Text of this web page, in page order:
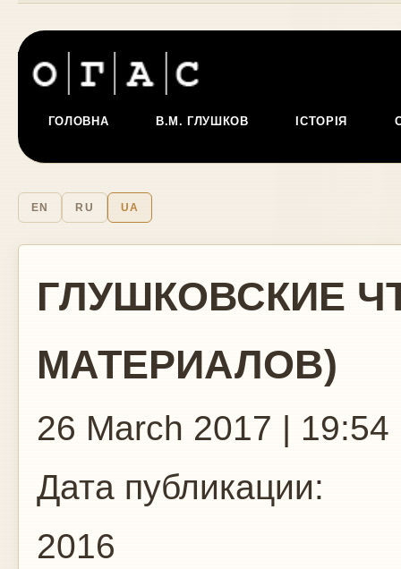
ГОЛОВНА В.М. ГЛУШКОВ ІСТОРІЯ
EN RU UA
ГЛУШКОВСКИЕ
МАТЕРИАЛОВ)
26 March 2017 | 19:54
Дата публикации:
2016